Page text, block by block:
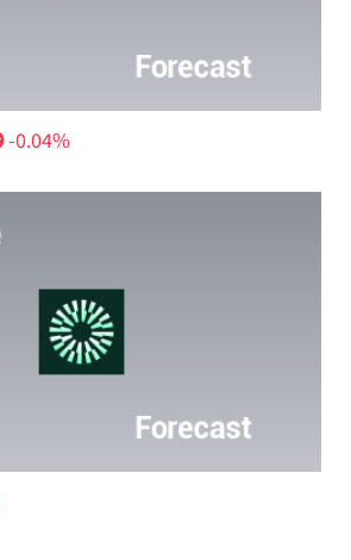
-0.04%